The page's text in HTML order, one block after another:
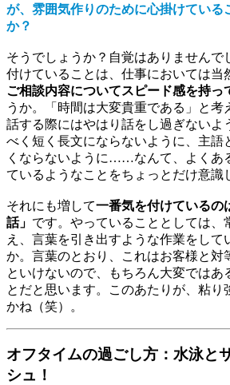
が、雰囲気作りのために心掛けている
か？
そうでしょうか？自覚はありませんで
付けていることは、仕事においては当
ご相談内容についてスピード感を持っ
うか。「時間は大変貴重である」と考
話する際にはやはり話をし過ぎないよ
べく短く長文にならないように、主語
くならないように……なんて、よくあ
ているようなことをちょっとだけ意識
それにも増して一番気を付けているの
話」 です。やっていることとしては、
え、言葉を引き出すような作業をして
か。言葉のとおり、これはお客様と対
といけないので、もちろん大変ではあ
とだと思います。このあたりが、粘り
かね（笑）。
オフタイムの過ごし方：水泳と
シュ！